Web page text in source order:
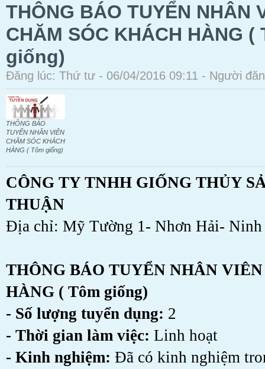
THÔNG BÁO TUYỂN NHÂN
CHĂM SÓC KHÁCH HÀNG (
giống)
Đăng lúc: Thứ tư - 06/04/2016 09:11 - Người
THÔNG BÁO
TUYỂN NHÂN VIÊN
CHĂM SÓC KHÁCH
HÀNG ( Tôm giống)
CÔNG TY TNHH GIỐNG THỦY
THUẬN
Địa chỉ: Mỹ Tường 1- Nhơn Hải-
THÔNG BÁO TUYỂN NHÂN VIÊN
HÀNG ( Tôm giống)
- Số lượng tuyển dụng: 2
- Thời gian làm việc: Linh hoạt
- Kinh nghiệm: Đã có kinh nghiệm